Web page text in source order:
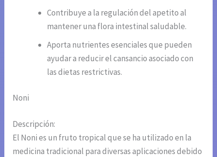
Contribuye a la regulación del apetito al
mantener una flora intestinal saludable.
Aporta nutrientes esenciales que pueden
ayudar a reducir el cansancio asociado con
las dietas restrictivas.
Noni
Descripción:
El Noni es un fruto tropical que se ha utilizado en la
medicina tradicional para diversas aplicaciones debido